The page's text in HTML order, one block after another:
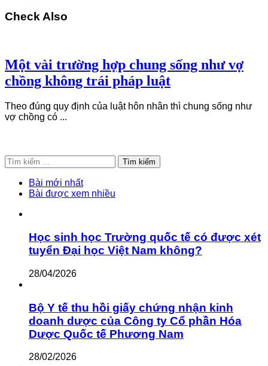
Check Also
Một vài trường hợp chung sống như vợ
chồng không trái pháp luật
Theo đúng quy định của luật hôn nhân thì chung sống như
vợ chồng có ...
Tìm
kiếm
cho:
Bài mới nhất
Bài được xem nhiều
Học sinh học Trường quốc tế có được xét
tuyển Đại học Việt Nam không?
28/04/2026
Bộ Y tế thu hồi giấy chứng nhận kinh
doanh dược của Công ty Cổ phần Hóa
Dược Quốc tế Phương Nam
28/02/2026